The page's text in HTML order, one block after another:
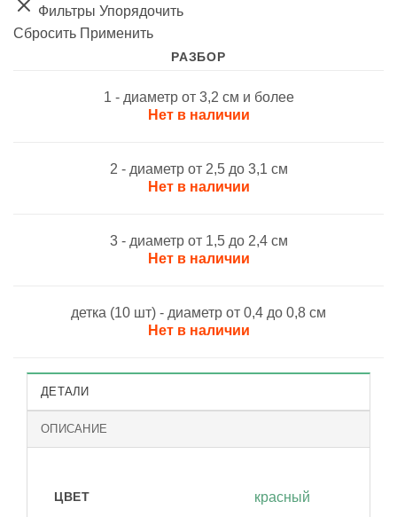
Фильтры Упорядочить
Сбросить Применить
РАЗБОР
1 - диаметр от 3,2 см и более
Нет в наличии
2 - диаметр от 2,5 до 3,1 см
Нет в наличии
3 - диаметр от 1,5 до 2,4 см
Нет в наличии
детка (10 шт) - диаметр от 0,4 до 0,8 см
Нет в наличии
ДЕТАЛИ
ОПИСАНИЕ
ЦВЕТ красный